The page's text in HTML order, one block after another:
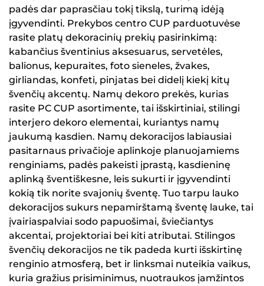
padės dar paprasčiau tokį tikslą, turimą idėją
įgyvendinti. Prekybos centro CUP parduotuvėse
rasite platų dekoracinių prekių pasirinkimą:
kabančius šventinius aksesuarus, servetėles,
balionus, kepuraites, foto sieneles, žvakes,
girliandas, konfeti, pinjatas bei didelį kiekį kitų
švenčių akcentų. Namų dekoro prekės, kurias
rasite PC CUP asortimente, tai išskirtiniai, stilingi
interjero dekoro elementai, kuriantys namų
jaukumą kasdien. Namų dekoracijos labiausiai
pasitarnaus privačioje aplinkoje planuojamiems
renginiams, padės pakeisti įprastą, kasdieninę
aplinką šventiškesne, leis sukurti ir įgyvendinti
kokią tik norite svajonių šventę. Tuo tarpu lauko
dekoracijos sukurs nepamirštamą šventę lauke, tai
įvairiaspalviai sodo papuošimai, šviečiantys
akcentai, projektoriai bei kiti atributai. Stilingos
švenčių dekoracijos ne tik padeda kurti išskirtinę
renginio atmosferą, bet ir linksmai nuteikia vaikus,
kuria gražius prisiminimus, nuotraukos įamžintos